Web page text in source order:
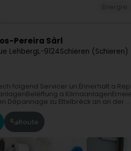
Pereira Sàrl
LehbergL-9124Schieren (Schieren)
folgend Servicer un:Ënnerhalt a
a
Dépannage zu Ettelbréck an an der...
Route